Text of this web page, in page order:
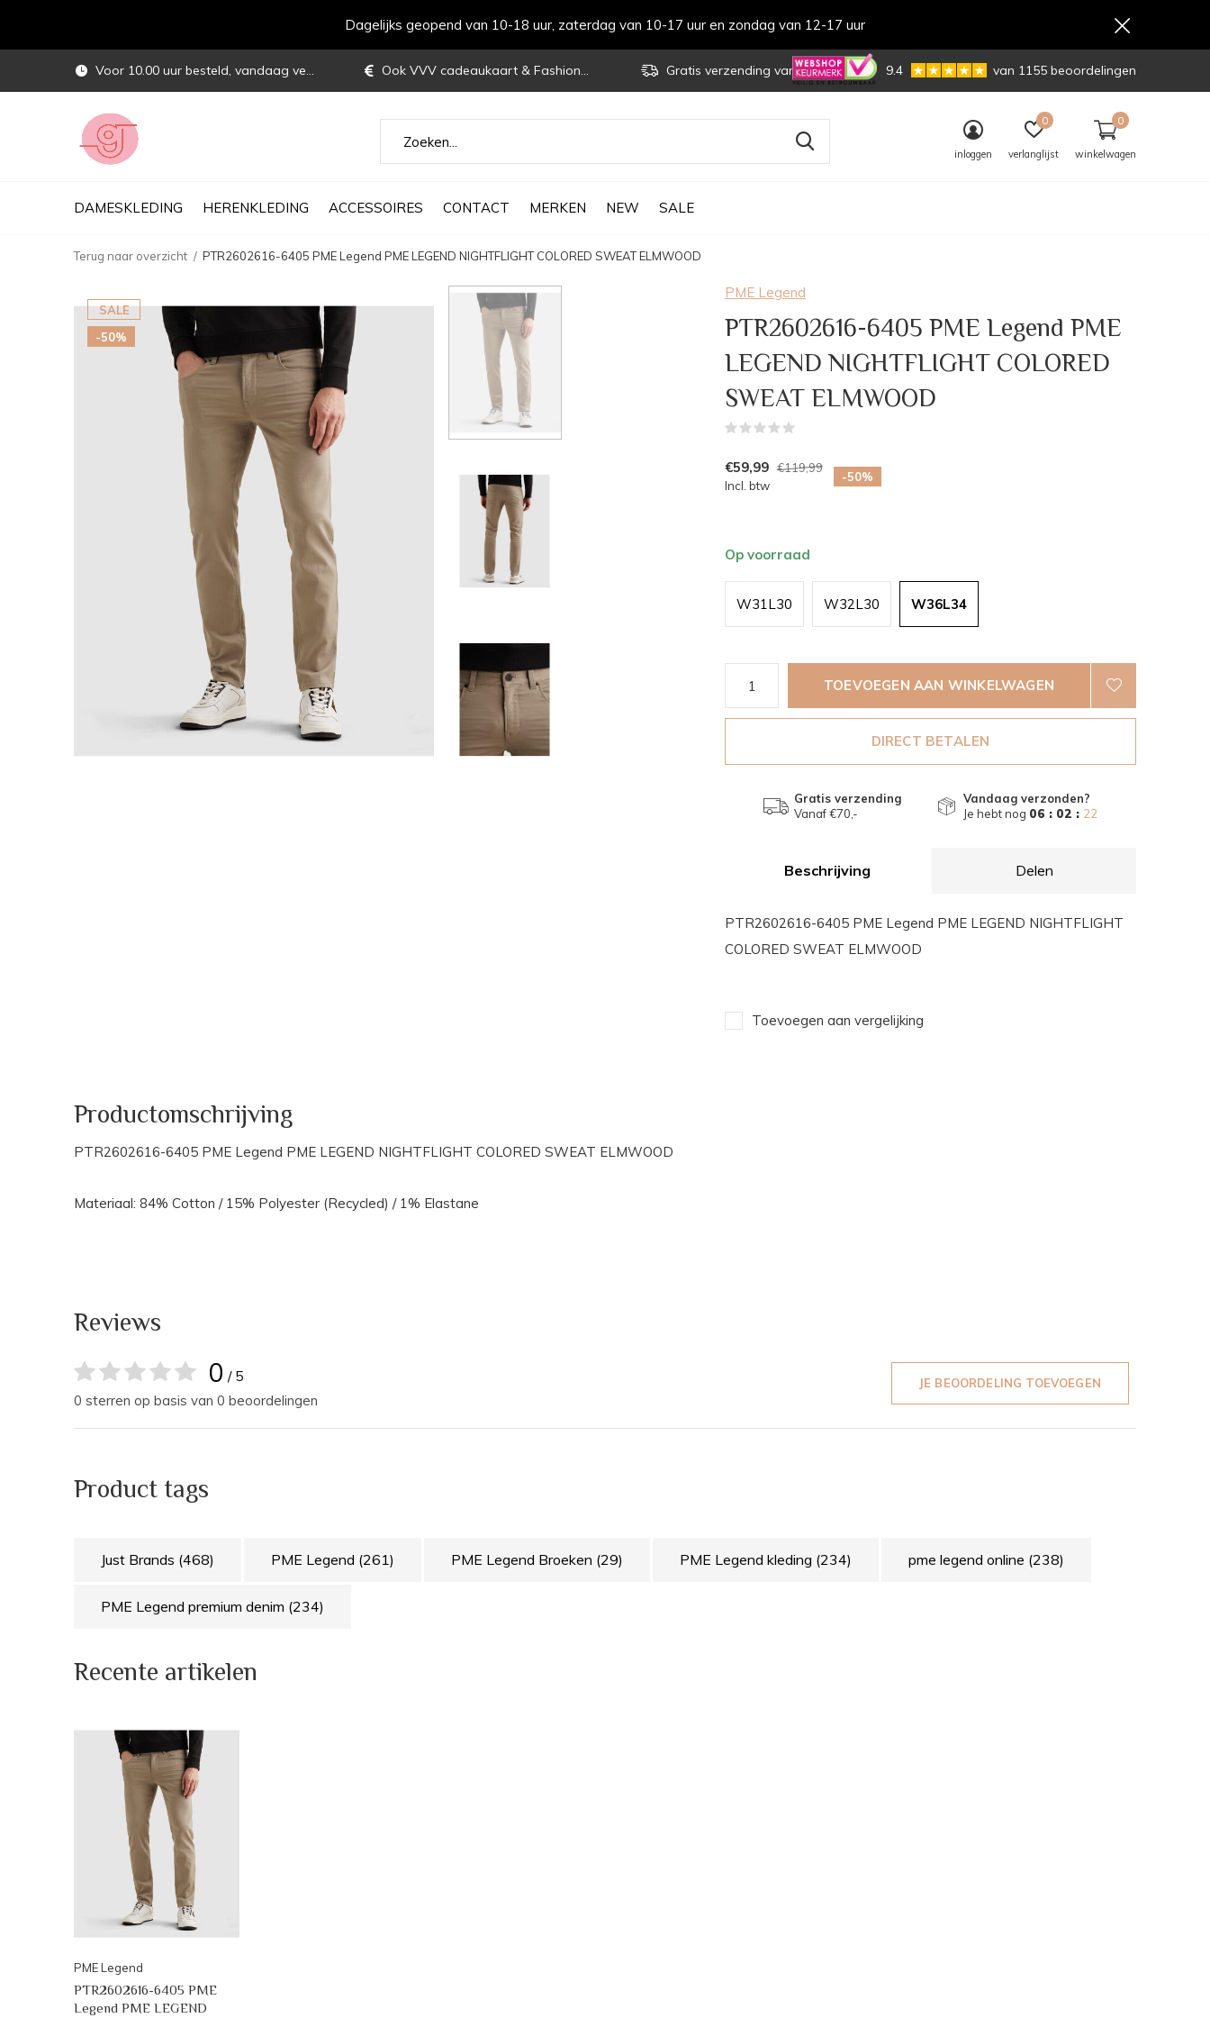
DAMESKLEDING HERENKLEDING ACCESSOIRES CONTACT MERKEN NEW SALE
inloggen verlanglijst
0
winkelwagen
0
Voor 10.00 uur besteld, vandaag verstuurd Ook VVV cadeaukaart & Fashioncheque Gratis verzending vanaf € 70,- 9.4 van 1155 beoordelingen
Dagelijks geopend van 10-18 uur, zaterdag van 10-17 uur en zondag van 12-17 uur
Terug naar overzicht PTR2602616-6405 PME Legend PME LEGEND NIGHTFLIGHT COLORED SWEAT ELMWOOD
SALE
-50%
PME Legend
PTR2602616-6405 PME Legend PME
LEGEND NIGHTFLIGHT COLORED
SWEAT ELMWOOD
€59,99 €119,99
Incl. btw
-50%
Op voorraad
W31L30 W32L30 W36L34
TOEVOEGEN AAN WINKELWAGEN
DIRECT BETALEN
Gratis verzending
Vanaf €70,-
Vandaag verzonden?
Je hebt nog 06 : 02 : 21
Beschrijving Delen
PTR2602616-6405 PME Legend PME LEGEND NIGHTFLIGHT
COLORED SWEAT ELMWOOD
Toevoegen aan vergelijking
Productomschrijving
PTR2602616-6405 PME Legend PME LEGEND NIGHTFLIGHT COLORED SWEAT ELMWOOD
Materiaal: 84% Cotton / 15% Polyester (Recycled) / 1% Elastane
Reviews
0 / 5
0 sterren op basis van 0 beoordelingen
JE BEOORDELING TOEVOEGEN
Product tags
Just Brands (468) PME Legend (261) PME Legend Broeken (29) PME Legend kleding (234) pme legend online (238)
PME Legend premium denim (234)
Recente artikelen
PME Legend
PTR2602616-6405 PME
Legend PME LEGEND